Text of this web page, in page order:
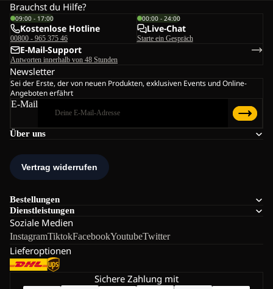
Über uns
Bestellungen
Dienstleistungen
Soziale Medien
InstagramTiktokFacebookYoutubeTwitter
Lieferoptionen
Brauchst du Hilfe?
09:00 - 17:00
Kostenlose Hotline
00800 - 965 375 46
00:00 - 24:00
Live-Chat
Starte ein Gespräch
E-Mail-Support
Antworten innerhalb von 48 Stunden
Newsletter
Sei der Erste, der von neuen Produkten, exklusiven Events und Online-
Angeboten erfährt
E-Mail
Sichere Zahlung mit